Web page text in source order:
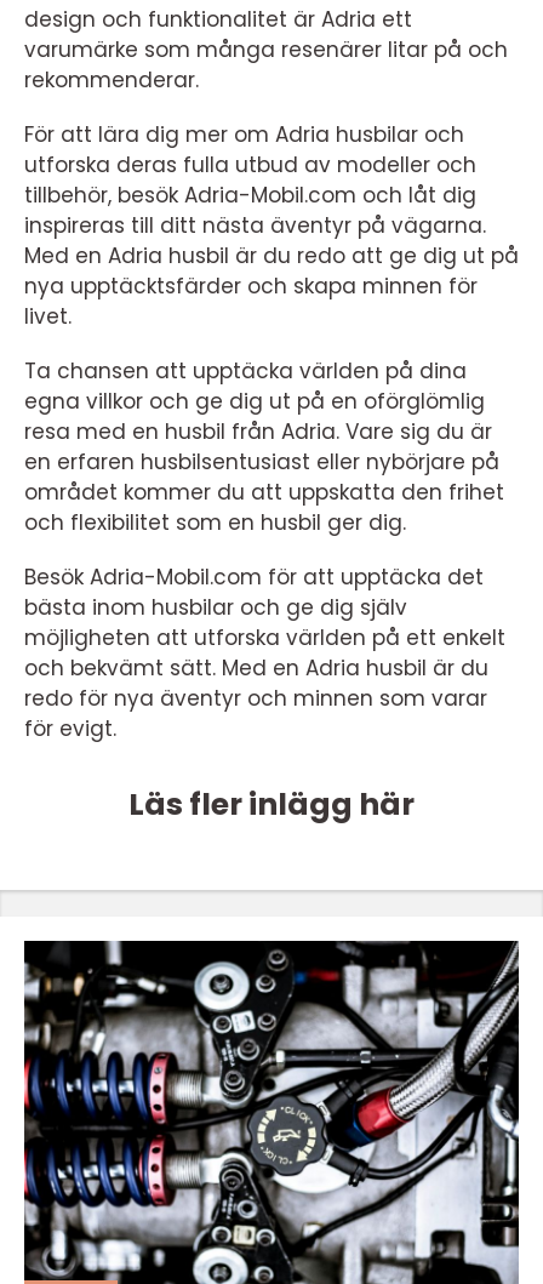
design och funktionalitet är Adria ett
varumärke som många resenärer litar på och
rekommenderar.
För att lära dig mer om Adria husbilar och
utforska deras fulla utbud av modeller och
tillbehör, besök Adria-Mobil.com och låt dig
inspireras till ditt nästa äventyr på vägarna.
Med en Adria husbil är du redo att ge dig ut på
nya upptäcktsfärder och skapa minnen för
livet.
Ta chansen att upptäcka världen på dina
egna villkor och ge dig ut på en oförglömlig
resa med en husbil från Adria. Vare sig du är
en erfaren husbilsentusiast eller nybörjare på
området kommer du att uppskatta den frihet
och flexibilitet som en husbil ger dig.
Besök Adria-Mobil.com för att upptäcka det
bästa inom husbilar och ge dig själv
möjligheten att utforska världen på ett enkelt
och bekvämt sätt. Med en Adria husbil är du
redo för nya äventyr och minnen som varar
för evigt.
Läs fler inlägg här